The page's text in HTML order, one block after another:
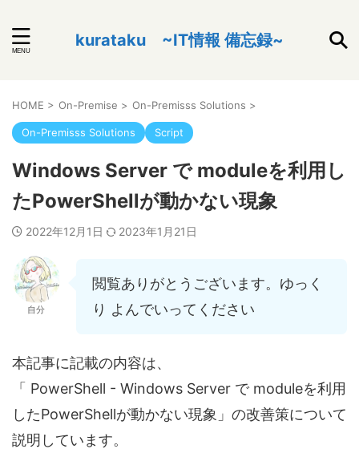
kurataku ~IT情報 備忘録~
HOME > On-Premise > On-Premisss Solutions >
On-Premisss Solutions Script
Windows Server で moduleを利用し
たPowerShellが動かない現象
2022年12月1日 2023年1月21日
自分
閲覧ありがとうございます。ゆっく
り よんでいってください
本記事に記載の内容は、
「 PowerShell - Windows Server で moduleを利用
したPowerShellが動かない現象」の改善策について
説明しています。